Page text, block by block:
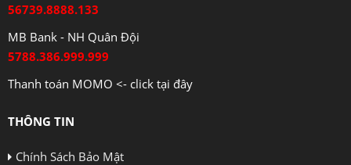
56739.8888.133
MB Bank - NH Quân Đội
5788.386.999.999
Thanh toán MOMO <- click tại đây
THÔNG TIN
Chính Sách Bảo Mật